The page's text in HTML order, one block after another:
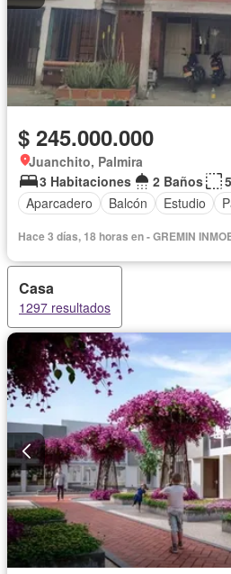
$ 245.000.000
Juanchito, Palmira
3 Habitaciones
2 Baños
Aparcadero
Balcón Estudio
Hace 3 días, 18
Casa
1297 resultados